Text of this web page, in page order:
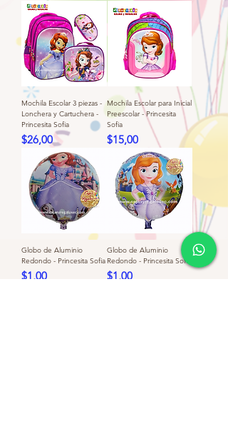
Mochila Escolar 3 piezas -
Lonchera y Cartuchera -
Princesita Sofia
Precio
$26,00
Mochila Escolar para Inicial
Preescolar - Princesita
Sofia
Precio
$15,00
Globo de Aluminio
Redondo - Princesita Sofia
Precio
$1,00
Globo de Aluminio
Redondo - Princesita Sofia
Precio
$1,00